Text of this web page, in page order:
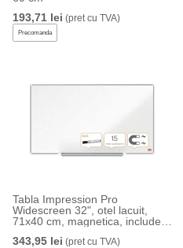
193,71 lei (pret cu TVA)
Precomanda
Tabla Impression Pro
Widescreen 32", otel lacuit,
71x40 cm, magnetica, include
343,95 lei (pret cu TVA)